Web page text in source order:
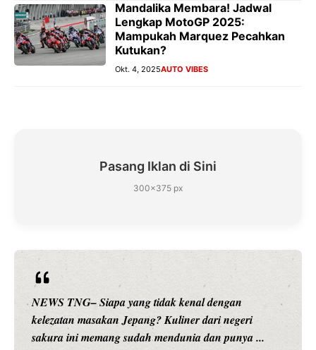
Mandalika Membara! Jadwal
Lengkap MotoGP 2025:
Mampukah Marquez Pecahkan
Kutukan?
Okt. 4, 2025AUTO VIBES
Pasang Iklan di Sini
300×375 px
NEWS TNG– Siapa sangka, dua nama besar di dunia
hiburan, Nunung Srimulat dan Vicky Prasetyo, kini
merambah dunia kuliner dengan ...